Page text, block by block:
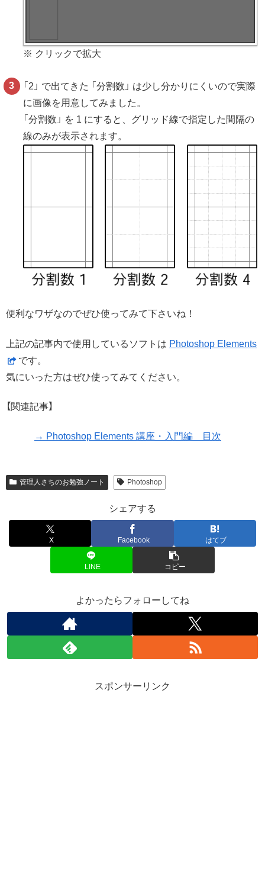
※ クリックで拡大
「2」 で出てきた 「分割数」 は少し分かりにくいので実際
に画像を用意してみました。
「分割数」 を 1 にすると、グリッド線で指定した間隔の
線のみが表示されます。
便利なワザなのでぜひ使ってみて下さいね！
上記の記事内で使用しているソフトは Photoshop Elements
です。
気にいった方はぜひ使ってみてください。
【関連記事】
→ Photoshop Elements 講座・入門編 目次
管理人さちのお勉強ノート Photoshop
シェアする
X Facebook はてブ
LINE コピー
よかったらフォローしてね
スポンサーリンク